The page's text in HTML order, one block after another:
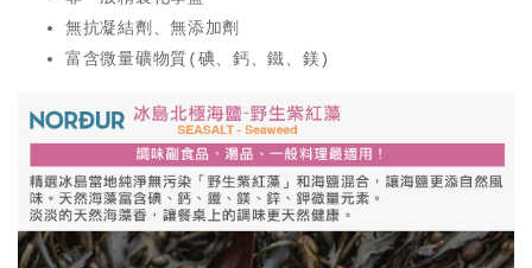
無抗凝結劑、無添加劑
富含微量礦物質(碘、鈣、鐵、鎂)